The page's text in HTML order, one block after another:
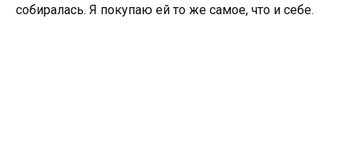
собиралась. Я покупаю ей то же самое, что и себе.